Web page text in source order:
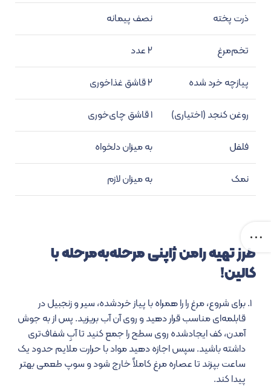
ذرت پخته نصف پیمانه
تخم‌مرغ ۲ عدد
پیازچه خرد شده ۲ قاشق غذاخوری
روغن کنجد (اختیاری) ۱ قاشق چای‌خوری
فلفل به میزان دلخواه
نمک به میزان لازم
طرز تهیه رامن ژاپنی مرحله‌به‌مرحله با
کالین!
برای شروع، مرغ را را همراه با پیاز خردشده، سیر و زنجبیل در
قابلمه‌ای مناسب قرار دهید و روی آن آب بریزید. پس از به جوش
آمدن، کف ایجادشده روی سطح را جمع کنید تا آبِ شفاف‌تری
داشته باشید. سپس اجازه دهید مواد با حرارت ملایم حدود یک
ساعت بپزند تا عصاره مرغ کاملاً خارج شود و سوپ طعمی بهتر
پیدا کند.